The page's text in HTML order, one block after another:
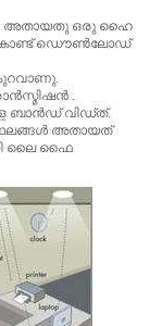
അതായതു ഒരു ഹൈ
കൊണ്ട് ഡൌണ്‍ലോഡ്
.
ബാന്‍ഡ് വിഡ്ത്.
അതായത്
ലൈ ഫൈ